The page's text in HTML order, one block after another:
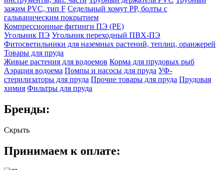
зажим PVC, тип F Седельный хомут PP, болты с
гальваническим покрытием
Компрессионные фитинги ПЭ (PE)
Угольник ПЭ Угольник переходный ПВХ-ПЭ
Фитосветильники для наземных растений, теплиц, оранжерей
Товары для пруда
Живые растения для водоемов Корма для прудовых рыб
Аэрация водоема Помпы и насосы для пруда УФ-
стерилизаторы для пруда Прочие товары для пруда Прудовая
химия Фильтры для пруда
Бренды:
Скрыть
Принимаем к оплате: